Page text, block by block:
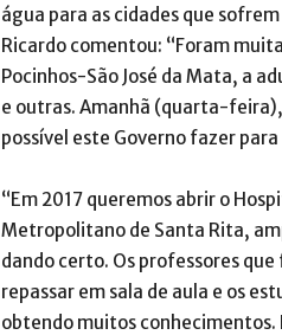
água para as cidades que
Ricardo comentou: “Foram
Pocinhos-São José da Mata, a
e outras. Amanhã (quarta-
possível este Governo fazer
“Em 2017 queremos abrir o
Metropolitano de Santa Rita,
dando certo. Os professores
repassar em sala de aula e os
obtendo muitos conhecimentos.